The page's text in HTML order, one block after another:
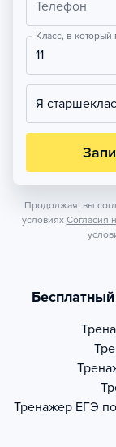
Телефон
Класс, в
11
Я
Продолжая, вы
условиях Согласия
Тренажер ЕГЭ